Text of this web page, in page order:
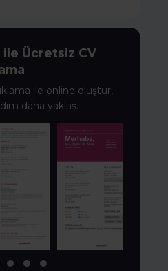
Ücretsiz CV
ile online oluştur,
daha yaklaş.